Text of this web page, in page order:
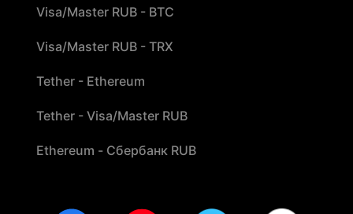
Visa/Master RUB - BTC
Visa/Master RUB - TRX
Tether - Ethereum
Tether - Visa/Master RUB
Ethereum - Сбербанк RUB